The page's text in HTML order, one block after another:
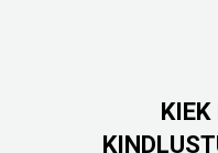
KIEK